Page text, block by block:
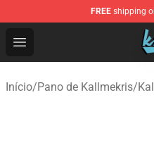
FREE shipping
Open menu
KallMeKris Store -
Início/Pano de Kallmekris/